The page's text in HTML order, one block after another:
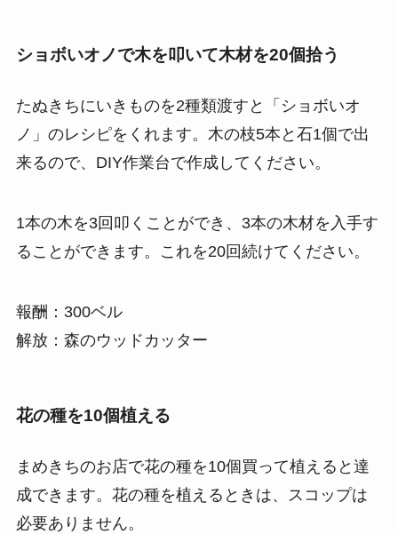
ショボいオノで木を叩いて木材を20個拾う
たぬきちにいきものを2種類渡すと「ショボいオ
ノ」のレシピをくれます。木の枝5本と石1個で出
来るので、DIY作業台で作成してください。
1本の木を3回叩くことができ、3本の木材を入手す
ることができます。これを20回続けてください。
報酬：300ベル
解放：森のウッドカッター
花の種を10個植える
まめきちのお店で花の種を10個買って植えると達
成できます。花の種を植えるときは、スコップは
必要ありません。